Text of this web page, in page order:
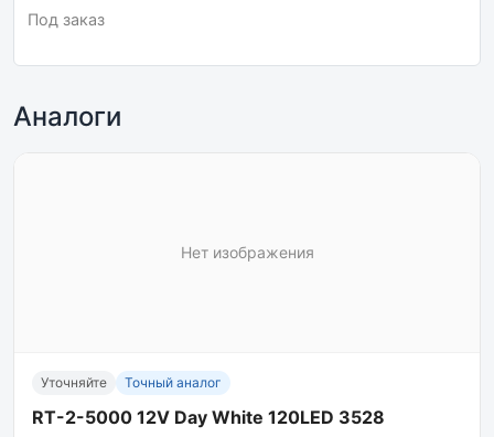
Под заказ
Аналоги
Нет изображения
Уточняйте Точный аналог
RT-2-5000 12V Day White 120LED 3528